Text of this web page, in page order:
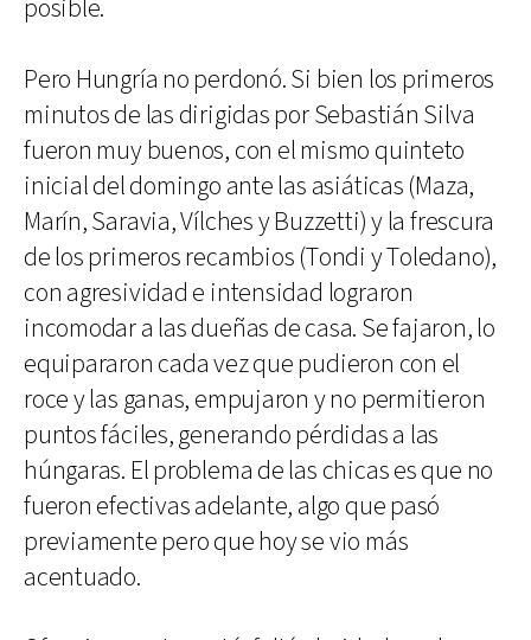
posible.
Pero Hungría no perdonó. Si bien los primeros
minutos de las dirigidas por Sebastián Silva
fueron muy buenos, con el mismo quinteto
inicial del domingo ante las asiáticas (Maza,
Marín, Saravia, Vílches y Buzzetti) y la frescura
de los primeros recambios (Tondi y Toledano),
con agresividad e intensidad lograron
incomodar a las dueñas de casa. Se fajaron, lo
equipararon cada vez que pudieron con el
roce y las ganas, empujaron y no permitieron
puntos fáciles, generando pérdidas a las
húngaras. El problema de las chicas es que no
fueron efectivas adelante, algo que pasó
previamente pero que hoy se vio más
acentuado.